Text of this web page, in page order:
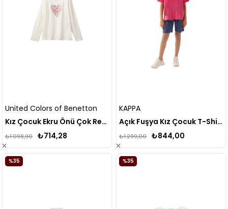
United Colors of Benetton
Kız Çocuk Ekru Önü Çok Renkli Baskılı Bisiklet Yaka Uzun Kollu T-Shirt
₺714,28
₺1.098,90
KAPPA
Açık Fuşya Kız Çocuk T-Shirt
₺844,00
₺1.299,00
%35 %35